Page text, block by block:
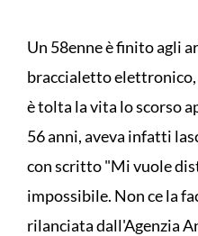
Un 58enne è finito agli
braccialetto elettronico,
è tolta la vita lo scorso
56 anni, aveva infatti
con scritto "Mi vuole
impossibile. Non ce la
rilanciata dall'Agenzia